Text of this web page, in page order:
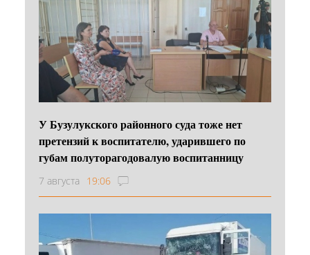
У Бузулукского районного суда тоже нет
претензий к воспитателю, ударившего по
губам полуторагодовалую воспитанницу
7 августа 19:06